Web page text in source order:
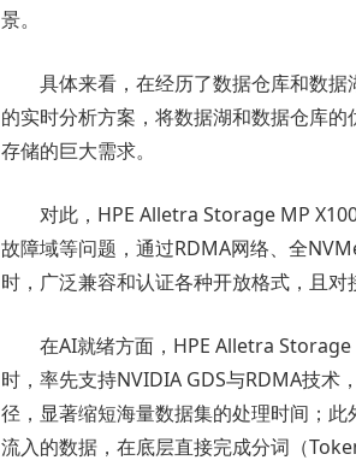
景。
具体来看，在经历了数据仓库和数
的实时分析方案，将数据湖和数据仓库
存储的巨大需求。
对此，HPE Alletra Storage MP
故障域等问题，通过RDMA网络、全
时，广泛兼容和认证各种开放格式，且
在AI就绪方面，HPE Alletra
时，率先支持NVIDIA GDS与RDMA技术
径，显著缩短海量数据集的处理时间；
流入的数据，在底层直接完成分词（